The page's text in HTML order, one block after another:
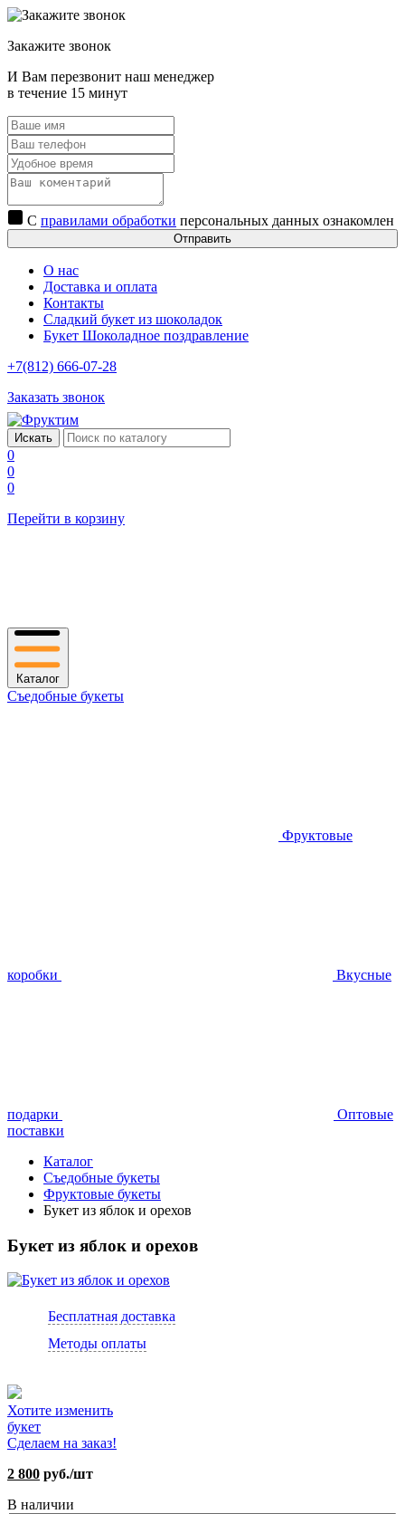
Закажите звонок
И Вам перезвонит наш менеджер
в течение 15 минут
С правилами обработки персональных данных ознакомлен
Отправить
О нас
Доставка и оплата
Контакты
Сладкий букет из шоколадок
Букет Шоколадное поздравление
+7(812) 666-07-28
Заказать звонок
0
0
0
Перейти в корзину
Каталог
Съедобные букеты
Фруктовые
коробки Вкусные
подарки
Оптовые
поставки
Каталог
Съедобные букеты
Фруктовые букеты
Букет из яблок и орехов
Букет из яблок и орехов
Бесплатная доставка
Методы оплаты
Хотите изменить
букет
Сделаем на заказ!
2 800 руб./шт
В наличии